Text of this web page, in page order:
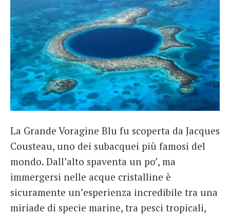
La Grande Voragine Blu fu scoperta da Jacques
Cousteau, uno dei subacquei più famosi del
mondo. Dall’alto spaventa un po’, ma
immergersi nelle acque cristalline è
sicuramente un’esperienza incredibile tra una
miriade di specie marine, tra pesci tropicali,